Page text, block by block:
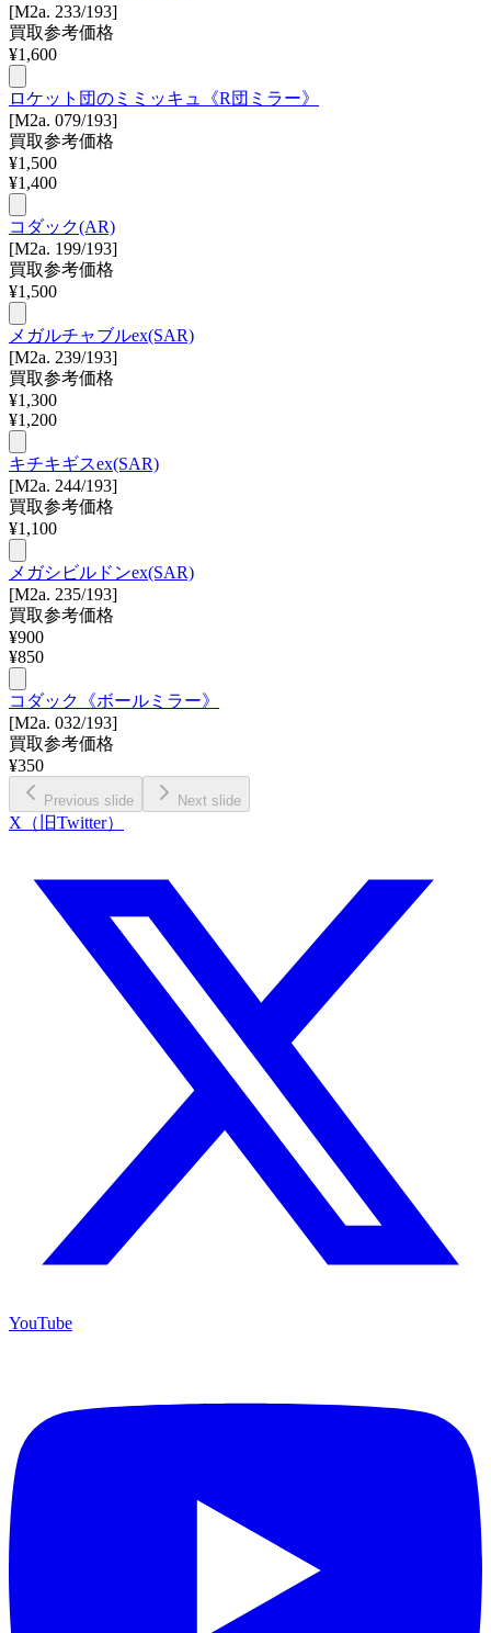
[M2a. 233/193]
買取参考価格
¥1,600
ロケット団のミミッキュ《R団ミラー》
[M2a. 079/193]
買取参考価格
¥1,500
¥1,400
コダック(AR)
[M2a. 199/193]
買取参考価格
¥1,500
メガルチャブルex(SAR)
[M2a. 239/193]
買取参考価格
¥1,300
¥1,200
キチキギスex(SAR)
[M2a. 244/193]
買取参考価格
¥1,100
メガシビルドンex(SAR)
[M2a. 235/193]
買取参考価格
¥900
¥850
コダック《ボールミラー》
[M2a. 032/193]
買取参考価格
¥350
Previous slide Next slide
X（旧Twitter）
YouTube